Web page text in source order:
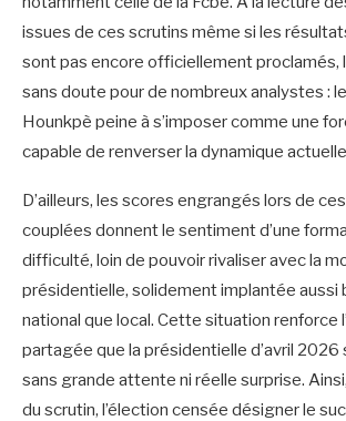
issues de ces scrutins même si les
sont pas encore officiellement proclamés,
sans doute pour de nombreux analystes :
Hounkpè peine à s’imposer comme une
capable de renverser la dynamique
D’ailleurs, les scores engrangés lors de
couplées donnent le sentiment d’une
difficulté, loin de pouvoir rivaliser avec la
présidentielle, solidement implantée aussi
national que local. Cette situation renforce
partagée que la présidentielle d’avril 2026
sans grande attente ni réelle surprise.
du scrutin, l’élection censée désigner le